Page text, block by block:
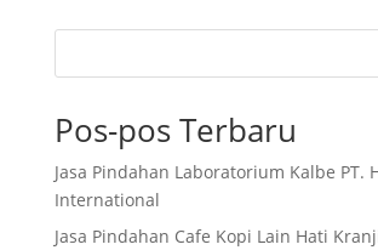
Pos-pos Terbaru
Jasa Pindahan Laboratorium Kalbe PT.
International
Jasa Pindahan Cafe Kopi Lain Hati